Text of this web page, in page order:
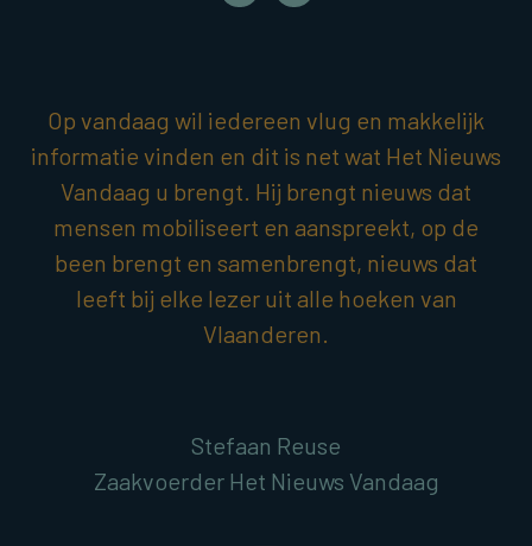
Op vandaag wil iedereen vlug en makkelijk
informatie vinden en dit is net wat Het Nieuws
Vandaag u brengt. Hij brengt nieuws dat
mensen mobiliseert en aanspreekt, op de
been brengt en samenbrengt, nieuws dat
leeft bij elke lezer uit alle hoeken van
Vlaanderen.
Stefaan Reuse
Zaakvoerder Het Nieuws Vandaag